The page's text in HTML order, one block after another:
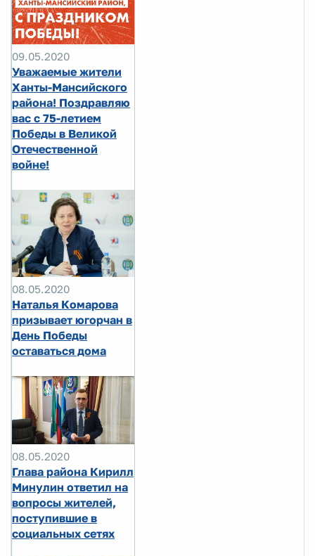
09.05.2020
Уважаемые жители
Ханты-Мансийского
района! Поздравляю
вас с 75-летием
Победы в Великой
Отечественной
войне!
08.05.2020
Наталья Комарова
призывает югорчан в
День Победы
оставаться дома
08.05.2020
Глава района Кирилл
Минулин ответил на
вопросы жителей,
поступившие в
социальных сетях